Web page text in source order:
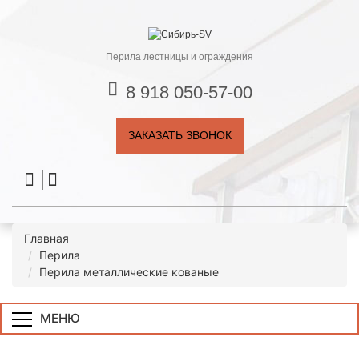
Перила лестницы и ограждения
8 918 050-57-00
ЗАКАЗАТЬ ЗВОНОК
Главная
Перила
Перила металлические кованые
МЕНЮ